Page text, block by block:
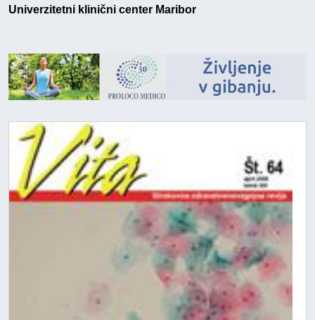
Univerzitetni klinični center Maribor